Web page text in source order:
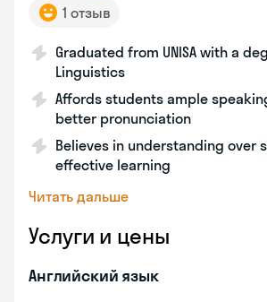
1 отзыв
Graduated from UNISA with a
Linguistics
Affords students ample
better pronunciation
Believes in understanding over
effective learning
Читать дальше
Услуги и цены
Английский язык